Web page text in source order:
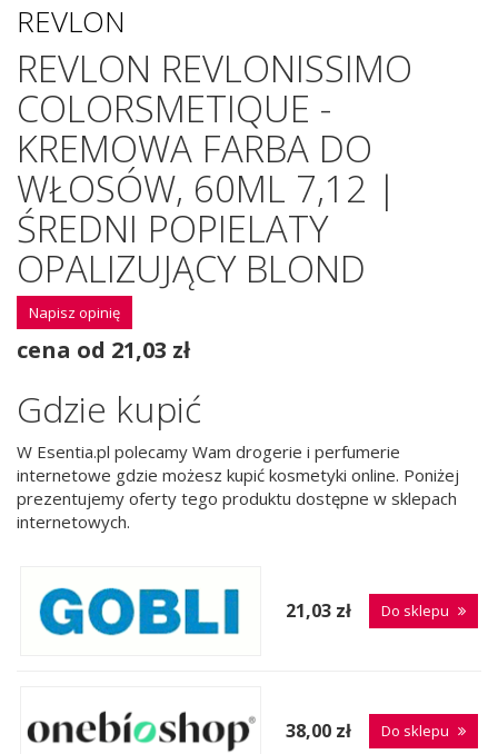
REVLON
REVLON REVLONISSIMO
COLORSMETIQUE -
KREMOWA FARBA DO
WŁOSÓW, 60ML 7,12 |
ŚREDNI POPIELATY
OPALIZUJĄCY BLOND
Napisz opinię
cena od 21,03 zł
Gdzie kupić
W Esentia.pl polecamy Wam drogerie i perfumerie
internetowe gdzie możesz kupić kosmetyki online. Poniżej
prezentujemy oferty tego produktu dostępne w sklepach
internetowych.
21,03 zł Do sklepu
38,00 zł Do sklepu